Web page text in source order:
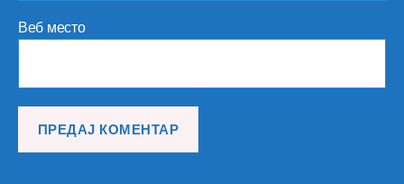
Веб место